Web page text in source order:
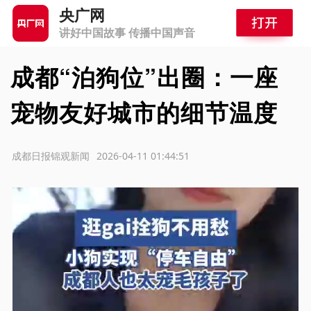
央广网
讲好中国故事 传播中国声音
成都“泊狗位”出圈：一座
宠物友好城市的细节温度
2026-04-11 01:44:51
成都日报锦观新闻